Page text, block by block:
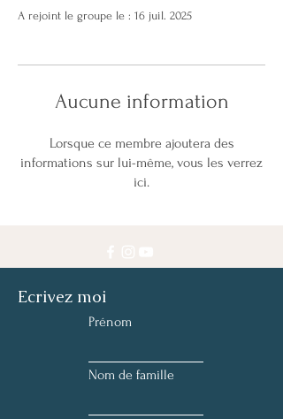
A rejoint le groupe le : 16 juil. 2025
Aucune information
Lorsque ce membre ajoutera des
informations sur lui-même, vous les verrez
ici.
Ecrivez moi
Prénom
Nom de famille